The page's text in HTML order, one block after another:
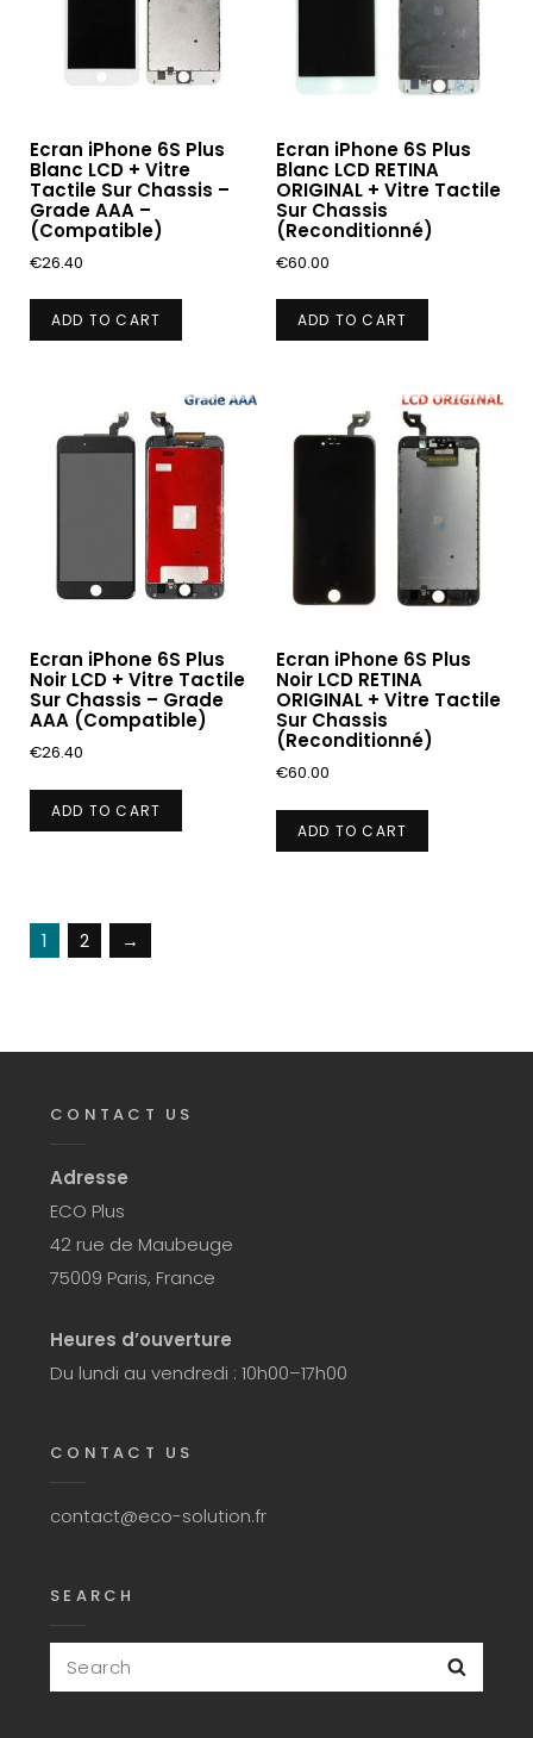
Ecran iPhone 6S Plus
Blanc LCD + Vitre
Tactile Sur Chassis –
Grade AAA –
(Compatible)
€26.40
ADD TO CART
Ecran iPhone 6S Plus
Blanc LCD RETINA
ORIGINAL + Vitre Tactile
Sur Chassis
(Reconditionné)
€60.00
ADD TO CART
Ecran iPhone 6S Plus
Noir LCD + Vitre Tactile
Sur Chassis – Grade
AAA (Compatible)
€26.40
ADD TO CART
Ecran iPhone 6S Plus
Noir LCD RETINA
ORIGINAL + Vitre Tactile
Sur Chassis
(Reconditionné)
€60.00
ADD TO CART
1 2 →
CONTACT US
Adresse
ECO Plus
42 rue de Maubeuge
75009 Paris, France
Heures d’ouverture
Du lundi au vendredi : 10h00–17h00
CONTACT US
contact@eco-solution.fr
SEARCH
Search
for: